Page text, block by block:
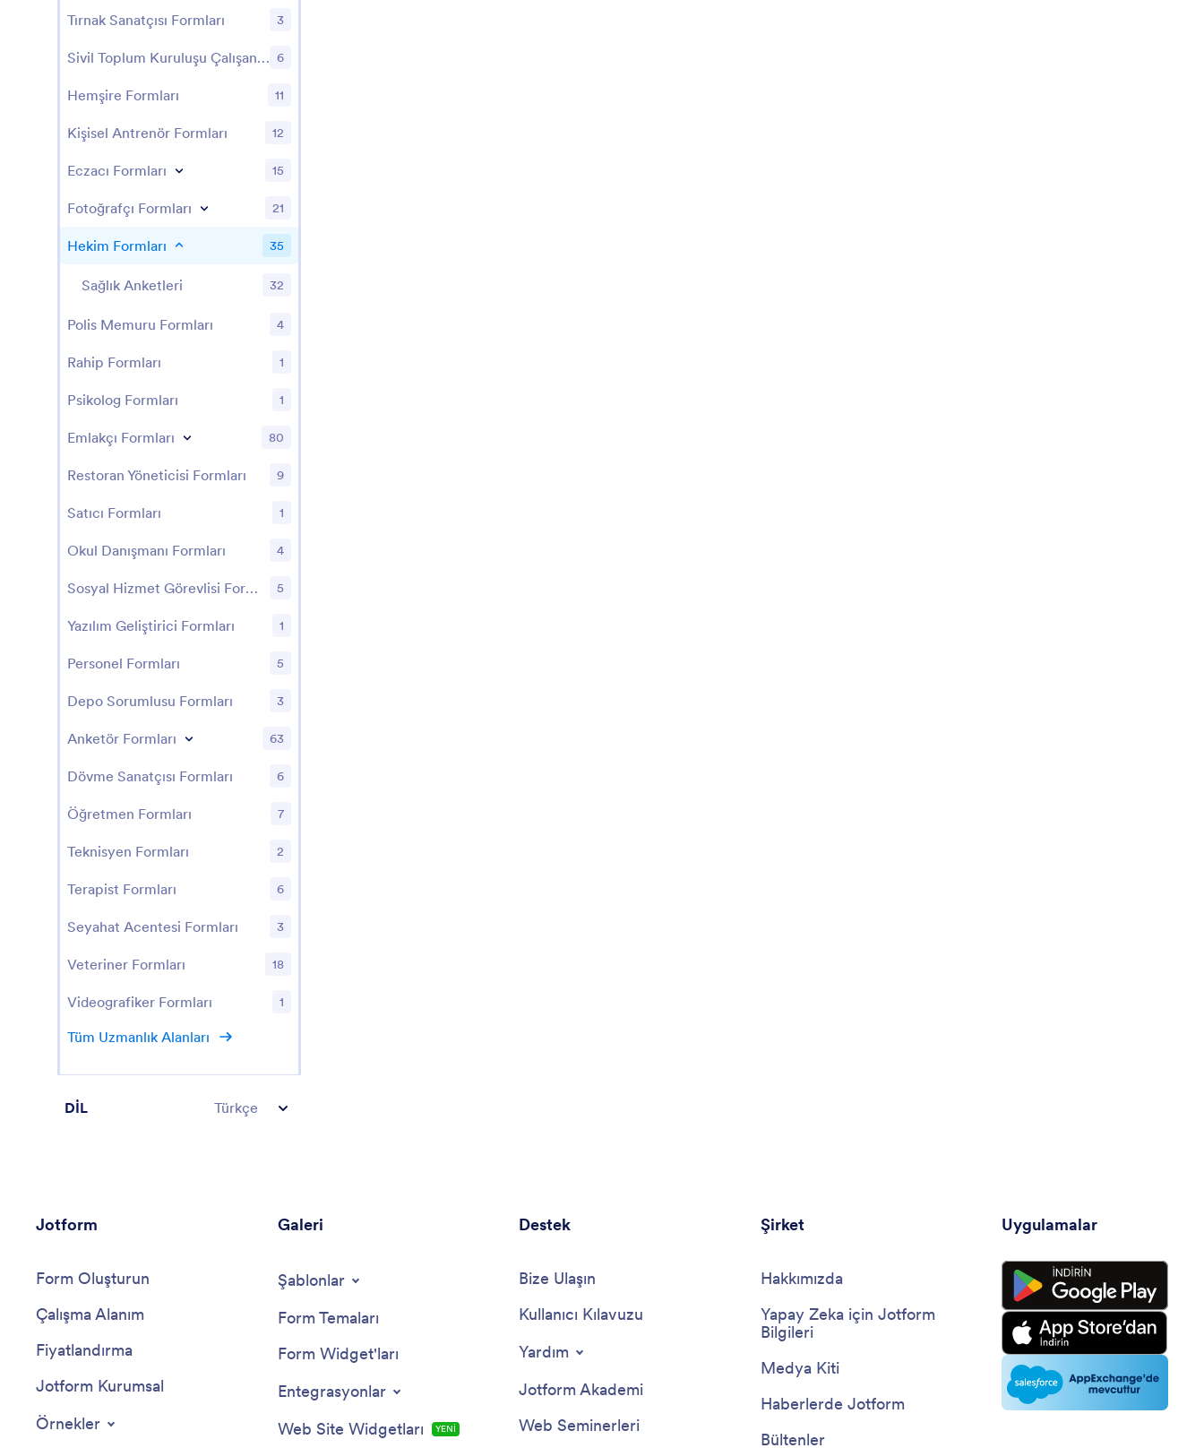
Tırnak Sanatçısı Formları 3
Sivil Toplum Kuruluşu Çalışanı Formları 6
Hemşire Formları 11
Kişisel Antrenör Formları 12
Eczacı Formları 15
Fotoğrafçı Formları 21
Hekim Formları 35
Sağlık Anketleri 32
Polis Memuru Formları 4
Rahip Formları 1
Psikolog Formları 1
Emlakçı Formları 80
Restoran Yöneticisi Formları 9
Satıcı Formları 1
Okul Danışmanı Formları 4
Sosyal Hizmet Görevlisi Formları 5
Yazılım Geliştirici Formları 1
Personel Formları 5
Depo Sorumlusu Formları 3
Anketör Formları 63
Dövme Sanatçısı Formları 6
Öğretmen Formları 7
Teknisyen Formları 2
Terapist Formları 6
Seyahat Acentesi Formları 3
Veteriner Formları 18
Videografiker Formları 1
Tüm Uzmanlık Alanları
DİL Türkçe
Jotform
Form Oluşturun
Çalışma Alanım
Fiyatlandırma
Jotform Kurumsal
Örnekler
Galeri
Şablonlar
Form Temaları
Form Widget'ları
Entegrasyonlar
Web Site Widgetları
YENİ
Destek
Bize Ulaşın
Kullanıcı Kılavuzu
Yardım
Jotform Akademi
Web Seminerleri
Şirket
Hakkımızda
Yapay Zeka için Jotform
Bilgileri
Medya Kiti
Haberlerde Jotform
Bültenler
Uygulamalar